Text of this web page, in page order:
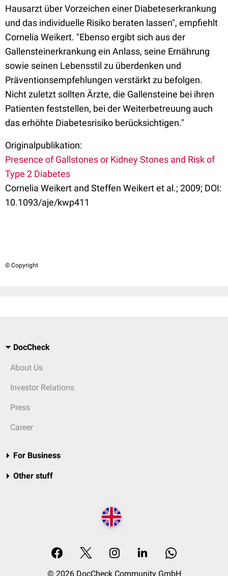
Hausarzt über Vorzeichen einer Diabeteserkrankung
und das individuelle Risiko beraten lassen", empfiehlt
Cornelia Weikert. "Ebenso ergibt sich aus der
Gallensteinerkrankung ein Anlass, seine Ernährung
sowie seinen Lebensstil zu überdenken und
Präventionsempfehlungen verstärkt zu befolgen.
Nicht zuletzt sollten Ärzte, die Gallensteine bei ihren
Patienten feststellen, bei der Weiterbetreuung auch
das erhöhte Diabetesrisiko berücksichtigen."
Originalpublikation:
Presence of Gallstones or Kidney Stones and Risk of
Type 2 Diabetes
Cornelia Weikert and Steffen Weikert et al.; 2009; DOI:
10.1093/aje/kwp411
© Copyright
DocCheck
About Us
Investor Relations
Press
Career
For Business
Other stuff
© 2026 DocCheck Community GmbH